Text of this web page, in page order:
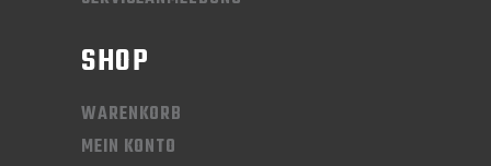
SHOP
WARENKORB
MEIN KONTO